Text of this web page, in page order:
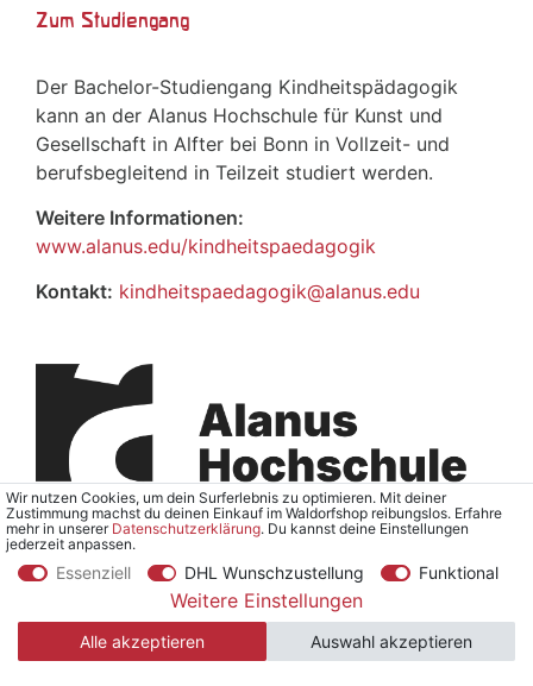
Zum Studiengang
Der Bachelor-Studiengang Kindheitspädagogik
kann an der Alanus Hochschule für Kunst und
Gesellschaft in Alfter bei Bonn in Vollzeit- und
berufsbegleitend in Teilzeit studiert werden.
Weitere Informationen:
www.alanus.edu/kindheitspaedagogik
Kontakt: kindheitspaedagogik@alanus.edu
Wir nutzen Cookies, um dein Surferlebnis zu optimieren. Mit deiner
Zustimmung machst du deinen Einkauf im Waldorfshop reibungslos. Erfahre
mehr in unserer Daten­schutz­erklärung. Du kannst deine Einstellungen
jederzeit anpassen.
Essenziell DHL Wunschzustellung Funktional
Weitere Einstellungen
Alle akzeptieren Auswahl akzeptieren